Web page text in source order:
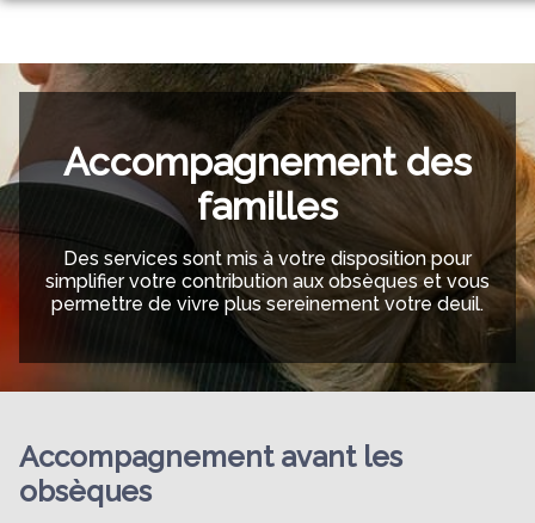
PRÉVOIR SES OBSÈQUES
SERVICES AUX FAMILLES
NOTRE AGENCE
NOTRE CHAMBRE FUNÉRAIRE
ESPACES HOMMAGES
Accompagnement des
familles
Des services sont mis à votre disposition pour
simplifier votre contribution aux obsèques et vous
permettre de vivre plus sereinement votre deuil.
Accompagnement avant les
obsèques